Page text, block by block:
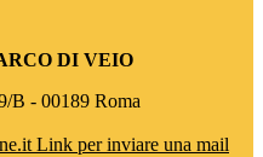
DI VEIO
B - 00189 Roma
Link per inviare una mail